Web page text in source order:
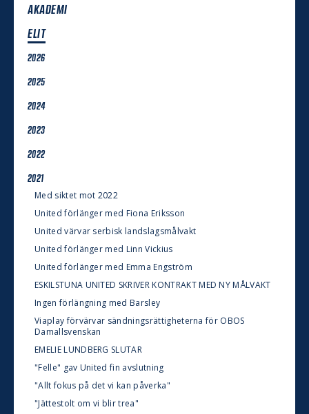
AKADEMI
ELIT
2026
2025
2024
2023
2022
2021
Med siktet mot 2022
United förlänger med Fiona Eriksson
United värvar serbisk landslagsmålvakt
United förlänger med Linn Vickius
United förlänger med Emma Engström
ESKILSTUNA UNITED SKRIVER KONTRAKT MED NY MÅLVAKT
Ingen förlängning med Barsley
Viaplay förvärvar sändningsrättigheterna för OBOS
Damallsvenskan
EMELIE LUNDBERG SLUTAR
"Felle" gav United fin avslutning
"Allt fokus på det vi kan påverka"
"Jättestolt om vi blir trea"